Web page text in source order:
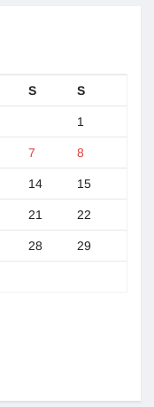
S S
1
7 8
14 15
21 22
28 29